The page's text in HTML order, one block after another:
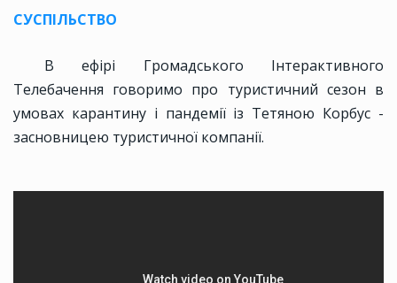
СУСПІЛЬСТВО
В ефірі Громадського Інтерактивного
Телебачення говоримо про туристичний сезон в
умовах карантину і пандемії із Тетяною Корбус -
засновницею туристичної компанії.